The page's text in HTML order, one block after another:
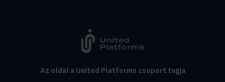
Az oldal a United Platforms csoport tagja